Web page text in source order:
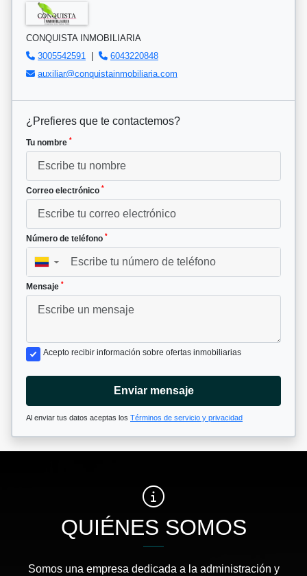
CONQUISTA INMOBILIARIA
3005542591
6043220848
auxiliar@conquistainmobiliaria.com
¿Prefieres que te contactemos?
Tu nombre *
Correo electrónico *
Número de teléfono *
▼
Mensaje *
Acepto recibir información sobre ofertas inmobiliarias
Enviar mensaje
Al enviar tus datos aceptas los Términos de servicio y privacidad
QUIÉNES SOMOS
Somos una empresa dedicada a la administración y